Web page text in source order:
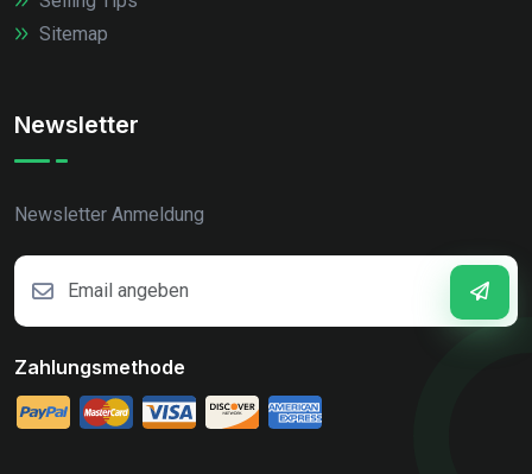
Sitemap
Newsletter
Newsletter Anmeldung
Zahlungsmethode